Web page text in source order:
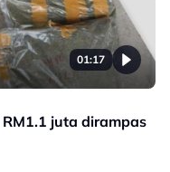
01:17
juta dirampas